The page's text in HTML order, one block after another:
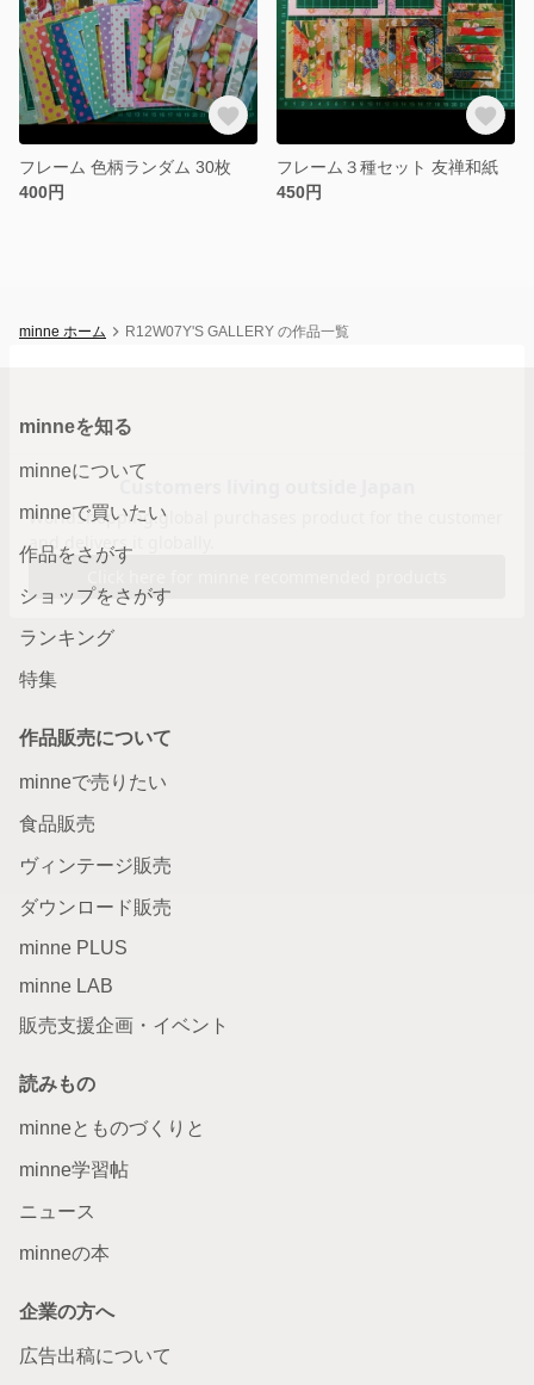
フレーム 色柄ランダム 30枚
400円
フレーム３種セット 友禅和紙
450円
minne ホーム R12W07Y'S GALLERY の作品一覧
minneを知る
minneについて
minneで買いたい
作品をさがす
ショップをさがす
ランキング
特集
作品販売について
minneで売りたい
食品販売
ヴィンテージ販売
ダウンロード販売
minne PLUS
minne LAB
販売支援企画・イベント
読みもの
minneとものづくりと
minne学習帖
ニュース
minneの本
企業の方へ
広告出稿について